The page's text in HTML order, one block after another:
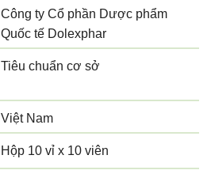
Công ty Cổ phần Dược phẩm
Quốc tế Dolexphar
Tiêu chuẩn cơ sở
Việt Nam
Hộp 10 vỉ x 10 viên